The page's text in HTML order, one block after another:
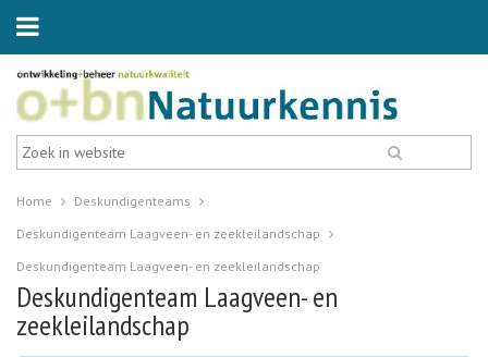
Home
Deskundigenteams
Deskundigenteam Laagveen- en zeekleilandschap
Deskundigenteam Laagveen- en zeekleilandschap
Deskundigenteam Laagveen- en
zeekleilandschap